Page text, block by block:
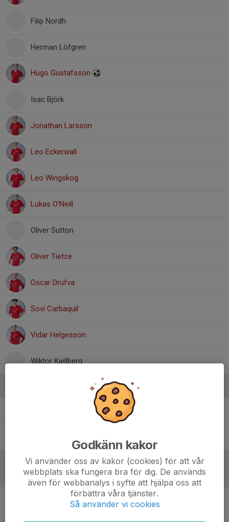
Filip Nordh
Herman Löfgren
Hugo Gustafsson
Isac Björk
Jonathan Larsson
Leo Eckerwall
Leo Wingskog
Lukas O’Neill
Oliver Sutton
Oliver Tietze
Oscar Drufva
Sovi Carbaquil
Vidar Helgesson
Wiktor Kjellberg
Assisterande tränare
Referat
Inget referat skrivet
Godkänn kakor
Vi använder oss av kakor (cookies) för att vår
webbplats ska fungera bra för dig. De används
även för webbanalys i syfte att hjälpa oss att
förbättra våra tjänster.
Så använder vi cookies